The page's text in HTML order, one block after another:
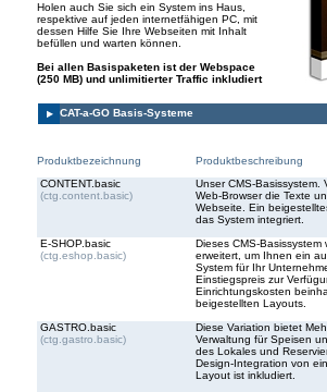
Holen auch Sie sich ein System ins Haus,
respektive auf jeden internetfähigen PC, mit
dessen Hilfe Sie Ihre Webseiten mit Inhalt
befüllen und warten können.
Bei allen Basispaketen ist der Webspace
(250 MB) und unlimitierter Traffic inkludiert
CAT-a-GO Basis-Systeme
Produktbezeichnung
Produktbeschreibung
CONTENT.basic
(ctg.content.basic)
Unser CMS-Basissystem.
Web-Browser die Texte
Webseite. Ein
das System integriert.
E-SHOP.basic
(ctg.eshop.basic)
Dieses CMS-
erweitert, um Ihnen ein
System für Ihr
Einstiegspreis zur
Einrichtungskosten
beigestellten Layouts.
GASTRO.basic
(ctg.gastro.basic)
Diese Variation bietet
Verwaltung für Speisen
des Lokales und
Design-Integration von
Layout ist inkludiert.